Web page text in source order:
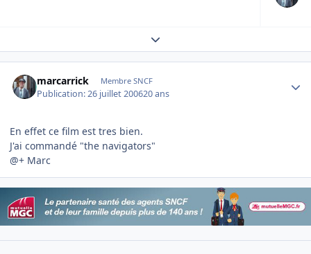
Expand topic overview
marcarrick Membre SNCF
Publication:26 juillet 200620 ans
En effet ce film est tres bien.
J'ai commandé "the navigators"
@+ Marc